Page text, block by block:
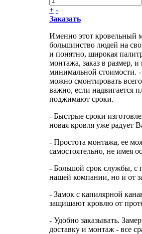
+ -
Заказать
Именно этот кровельный
большинство людей на
и понятно, широкая
монтажа, заказ в размер, и
минимальной стоимости.
можно смонтировать
важно, если надвигается
поджимают сроки.
- Быстрые сроки
новая кровля уже радует
- Простота монтажа, ее
самостоятельно, не имея
- Большой срок службы, с
нашей компании, но и от
- Замок с капилярной
защишают кровлю от
- Удобно заказывать.
доставку и монтаж - все